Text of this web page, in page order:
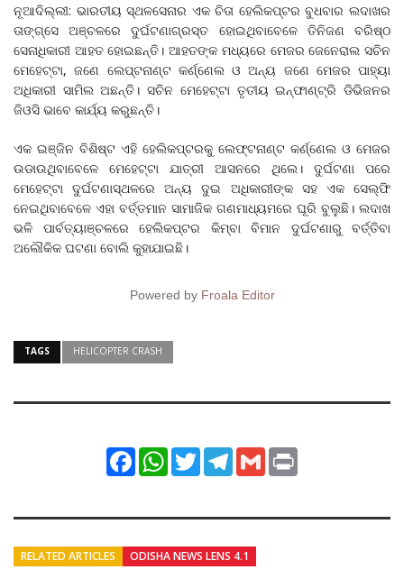
ନୂଆଦିଲ୍ଲୀ: ଭାରତୀୟ ସ୍ଥଳସେନାର ଏକ ଚିତା ହେଲିକପ୍ଟର ବୁଧବାର ଲଦାଖର
ତାଙ୍ଗ୍‌ସେ ଅଞ୍ଚଳରେ ଦୁର୍ଘଟଣାଗ୍ରସ୍ତ ହୋଇଥିବାବେଳେ ତିନିଜଣ ବରିଷ୍ଠ
ସେନାଧିକାରୀ ଆହତ ହୋଇଛନ୍ତି। ଆହତଙ୍କ ମଧ୍ୟରେ ମେଜର ଜେନେରାଲ ସଚିନ
ମେହେଟ୍ଟା, ଜଣେ ଲେପ୍ଟନାଣ୍ଟ କର୍ଣ୍ଣେଲ ଓ ଅନ୍ୟ ଜଣେ ମେଜର ପାହ୍ୟା
ଅଧିକାରୀ ସାମିଲ ଅଛନ୍ତି। ସଚିନ ମେହେଟ୍ଟା ତୃତୀୟ ଇନ୍‌ଫାଣ୍ଟ୍ରି ଡିଭିଜନର
ଜିଓସି ଭାବେ କାର୍ଯ୍ୟ କରୁଛନ୍ତି।
ଏକ ଇଞ୍ଜିନ ବିଶିଷ୍ଟ ଏହି ହେଲିକପ୍ଟରକୁ ଲେଫ୍ଟନାଣ୍ଟ କର୍ଣ୍ଣେଲ ଓ ମେଜର
ଉଡାଉଥିବାବେଳେ ମେହେଟ୍ଟା ଯାତ୍ରୀ ଆସନରେ ଥିଲେ। ଦୁର୍ଘଟଣା ପରେ
ମେହେଟ୍ଟା ଦୁର୍ଘଟଣାସ୍ଥଳରେ ଅନ୍ୟ ଦୁଇ ଅଧିକାରୀଙ୍କ ସହ ଏକ ସେଲ୍‌ଫି
ନେଇଥିବାବେଳେ ଏହା ବର୍ତ୍ତମାନ ସାମାଜିକ ଗଣମାଧ୍ୟମରେ ଘୂରି ବୁଲୁଛି। ଲଦାଖ
ଭଳି ପାର୍ବତ୍ୟାଞ୍ଚଳରେ ହେଲିକପ୍ଟର କିମ୍ବା ବିମାନ ଦୁର୍ଘଟଣାରୁ ବର୍ତ୍ତିବା
ଅଲୌକିକ ଘଟଣା ବୋଲି କୁହାଯାଇଛି।
Powered by Froala Editor
TAGS HELICOPTER CRASH
FacebookWhatsApp
TwitterTelegram
Gmail
RELATED ARTICLES ODISHA NEWS LENS 4.1